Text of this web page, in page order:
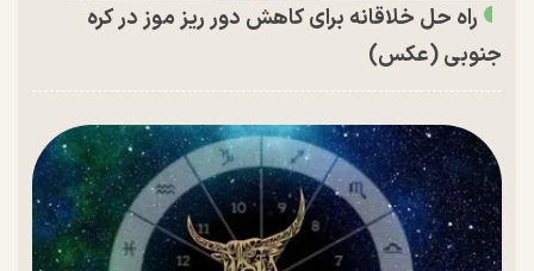
راه حل خلاقانه برای کاهش دور ریز موز در کره
جنوبی (عکس)